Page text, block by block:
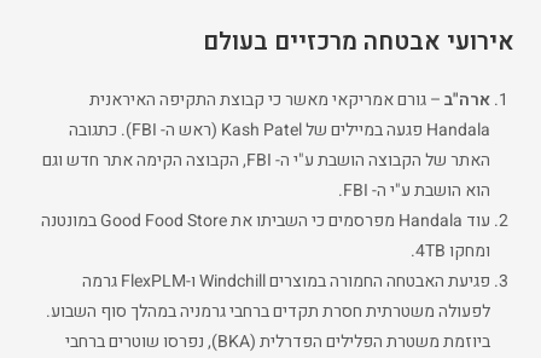
אירועי אבטחה מרכזיים בעולם
ארה"ב– גורם אמריקאי מאשר כי קבוצת התקיפה האיראנית
Handala פגעה במיילים של Kash Patel (ראש ה- FBI). כתגובה
האתר של הקבוצה הושבת ע"י ה- FBI, הקבוצה הקימה אתר חדש וגם
הוא הושבת ע"י ה- FBI.
עוד Handala מפרסמים כי השביתו את Good Food Store במונטנה
ומחקו 4TB.
פגיעת האבטחה החמורה במוצרים Windchill ו-FlexPLM גרמה
לפעולה משטרתית חסרת תקדים ברחבי גרמניה במהלך סוף השבוע.
ביוזמת משטרת הפלילים הפדרלית (BKA), נפרסו שוטרים ברחבי